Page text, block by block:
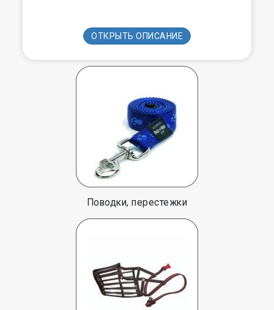
ОТКРЫТЬ ОПИСАНИЕ
Поводки, перестежки